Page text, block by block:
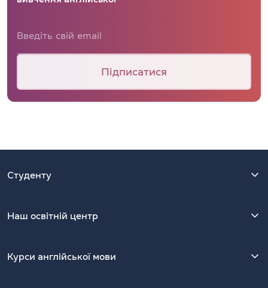
Підписатися
Студенту
Наш освітній центр
Курси англійської мови